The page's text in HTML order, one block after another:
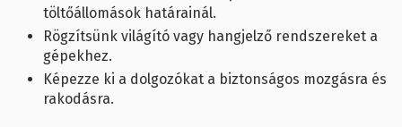
töltőállomások határainál.
Rögzítsünk világító vagy hangjelző rendszereket a
gépekhez.
Képezze ki a dolgozókat a biztonságos mozgásra és
rakodásra.